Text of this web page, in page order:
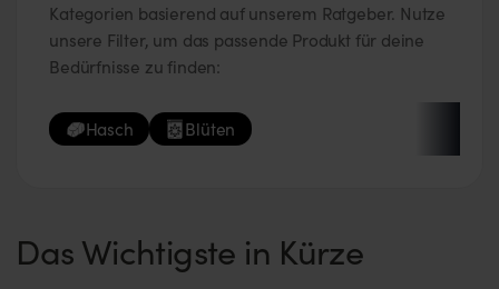
Kategorien basierend auf unserem Ratgeber. Nutze
unsere Filter, um das passende Produkt für deine
Bedürfnisse zu finden:
Hasch Blüten
Das Wichtigste in Kürze